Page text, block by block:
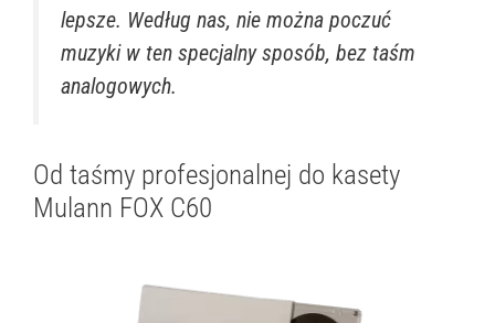
lepsze. Według nas, nie można poczuć
muzyki w ten specjalny sposób, bez taśm
analogowych.
Od taśmy profesjonalnej do kasety
Mulann FOX C60